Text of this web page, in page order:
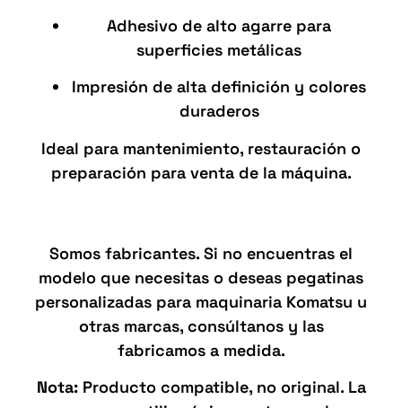
Adhesivo de alto agarre para
superficies metálicas
Impresión de alta definición y colores
duraderos
Ideal para mantenimiento, restauración o
preparación para venta de la máquina.
Somos fabricantes. Si no encuentras el
modelo que necesitas o deseas pegatinas
personalizadas para maquinaria Komatsu u
otras marcas, consúltanos y las
fabricamos a medida.
Nota:Producto compatible, no original. La